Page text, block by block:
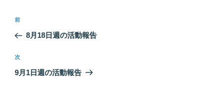
投
ビ
ゲ
過
去
投
稿
前
8月18日週の活動報告
次
の
次
9月1日週の活動報告